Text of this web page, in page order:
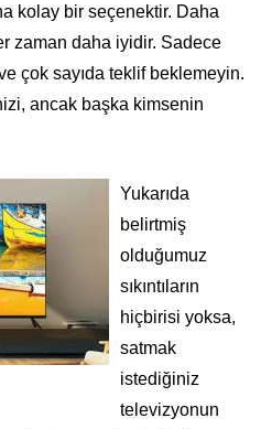
kolay bir seçenektir. Daha
zaman daha iyidir. Sadece
çok sayıda teklif beklemeyin.
ancak başka kimsenin
Yukarıda
belirtmiş
olduğumuz
sıkıntıların
hiçbirisi yoksa,
satmak
istediğiniz
televizyonun